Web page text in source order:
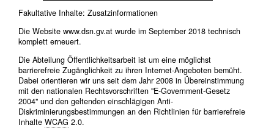
Fakultative Inhalte: Zusatzinformationen
Die Website www.dsn.gv.at wurde im September 2018 technisch
komplett erneuert.
Die Abteilung Öffentlichkeitsarbeit ist um eine möglichst
barrierefreie Zugänglichkeit zu ihren Internet-Angeboten bemüht.
Dabei orientieren wir uns seit dem Jahr 2008 in Übereinstimmung
mit den nationalen Rechtsvorschriften "E-Government-Gesetz
2004" und den geltenden einschlägigen Anti-
Diskriminierungsbestimmungen an den Richtlinien für barrierefreie
Inhalte WCAG 2.0.